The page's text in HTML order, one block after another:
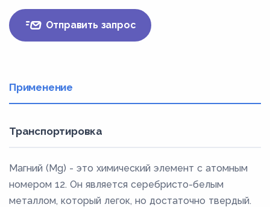
Отправить запрос
Применение
Транспортировка
Магний (Mg) - это химический элемент с атомным
номером 12. Он является серебристо-белым
металлом, который легок, но достаточно твердый.